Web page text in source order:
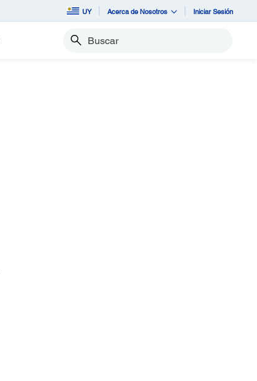
UY Acerca de Nosotros Iniciar Sesión
Buscar